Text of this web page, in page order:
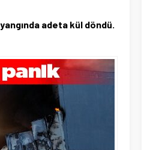
adeta kül döndü.